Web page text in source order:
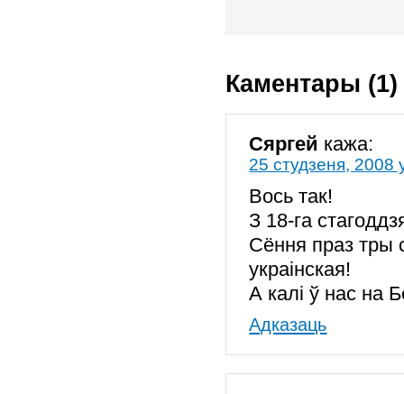
Каментары (1)
Сяргей кажа:
25 студзеня, 2008
Вось так!
З 18-га
Сёння праз тры
украінская!
А калі ў нас на
Адказаць